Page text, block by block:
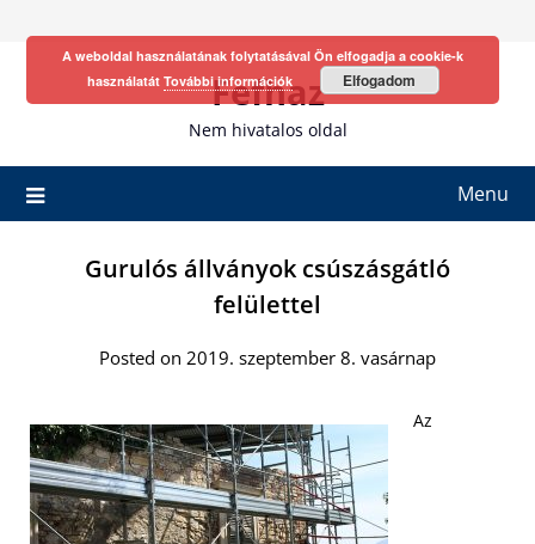
Fefhaz
Nem hivatalos oldal
Menu
Gurulós állványok csúszásgátló
felülettel
Posted on 2019. szeptember 8. vasárnap
Az
A weboldal használatának folytatásával Ön elfogadja a cookie-k
használatát További információk Elfogadom